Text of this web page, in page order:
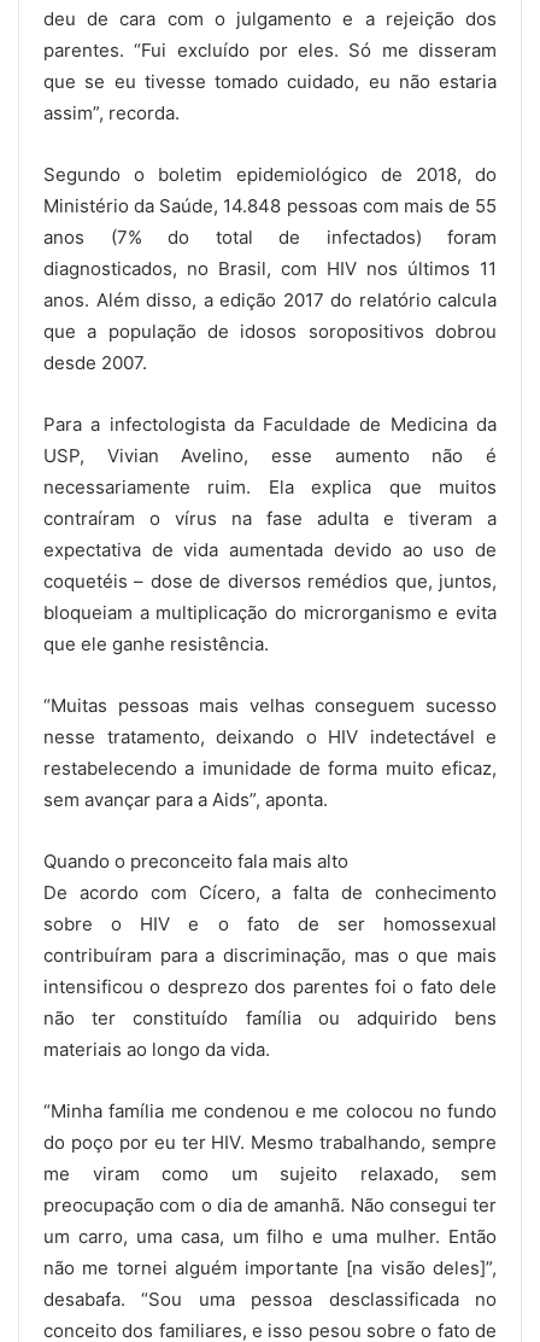
deu de cara com o julgamento e a rejeição dos
parentes. “Fui excluído por eles. Só me disseram
que se eu tivesse tomado cuidado, eu não estaria
assim”, recorda.
Segundo o boletim epidemiológico de 2018, do
Ministério da Saúde, 14.848 pessoas com mais de 55
anos (7% do total de infectados) foram
diagnosticados, no Brasil, com HIV nos últimos 11
anos. Além disso, a edição 2017 do relatório calcula
que a população de idosos soropositivos dobrou
desde 2007.
Para a infectologista da Faculdade de Medicina da
USP, Vivian Avelino, esse aumento não é
necessariamente ruim. Ela explica que muitos
contraíram o vírus na fase adulta e tiveram a
expectativa de vida aumentada devido ao uso de
coquetéis – dose de diversos remédios que, juntos,
bloqueiam a multiplicação do microrganismo e evita
que ele ganhe resistência.
“Muitas pessoas mais velhas conseguem sucesso
nesse tratamento, deixando o HIV indetectável e
restabelecendo a imunidade de forma muito eficaz,
sem avançar para a Aids”, aponta.
Quando o preconceito fala mais alto
De acordo com Cícero, a falta de conhecimento
sobre o HIV e o fato de ser homossexual
contribuíram para a discriminação, mas o que mais
intensificou o desprezo dos parentes foi o fato dele
não ter constituído família ou adquirido bens
materiais ao longo da vida.
“Minha família me condenou e me colocou no fundo
do poço por eu ter HIV. Mesmo trabalhando, sempre
me viram como um sujeito relaxado, sem
preocupação com o dia de amanhã. Não consegui ter
um carro, uma casa, um filho e uma mulher. Então
não me tornei alguém importante [na visão deles]”,
desabafa. “Sou uma pessoa desclassificada no
conceito dos familiares, e isso pesou sobre o fato de